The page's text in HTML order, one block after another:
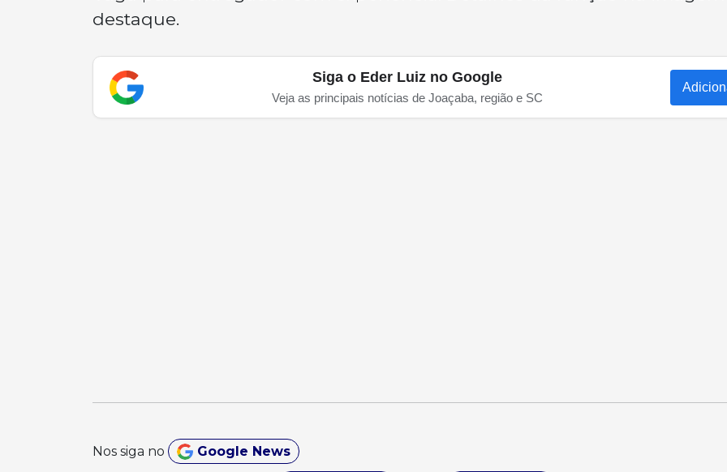
destaque.
Siga o Eder Luiz no Google
Veja as principais notícias de Joaçaba, região e SC
Nos siga no Google News